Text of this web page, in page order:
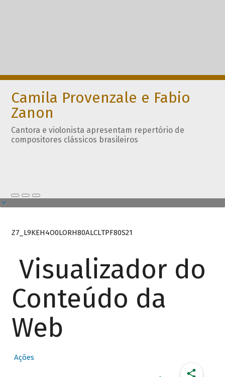
Camila Provenzale e Fabio
Zanon
Cantora e violonista apresentam repertório de
compositores clássicos brasileiros
Z7_L9KEH4O0LORH80ALCLTPF80S21
Visualizador do
Conteúdo da
Web
Ações